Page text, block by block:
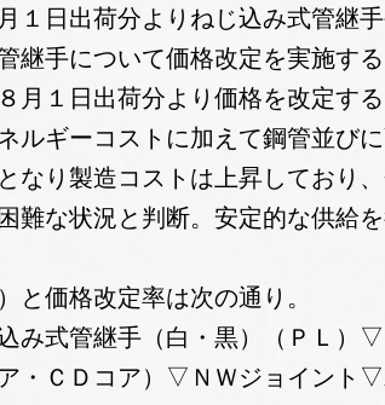
１日出荷分よりねじ込み式管継
継手について価格改定を実施す
月１日出荷分より価格を改定する
ルギーコストに加えて鋼管並び
なり製造コストは上昇しており
難な状況と判断。安定的な供給
と価格改定率は次の通り。
式管継手（白・黒）（ＰＬ）▽
・ＣＤコア）▽ＮＷジョイント